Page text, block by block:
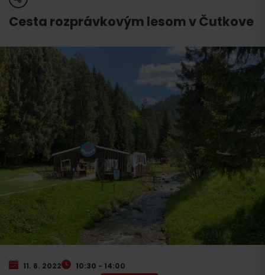
Cesta rozprávkovým lesom v Čutkove
11. 6. 2022
10:30 - 14:00